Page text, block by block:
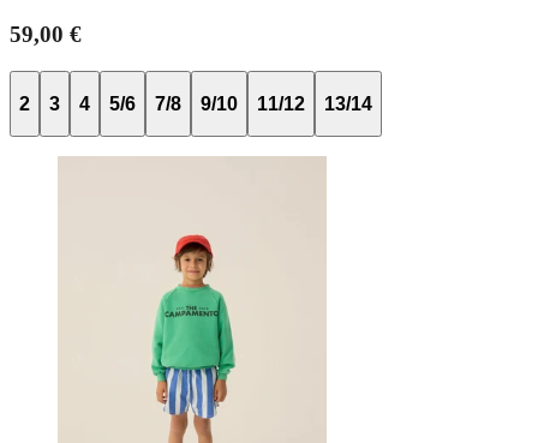
59,00 €
2 3 4 5/6 7/8 9/10 11/12 13/14